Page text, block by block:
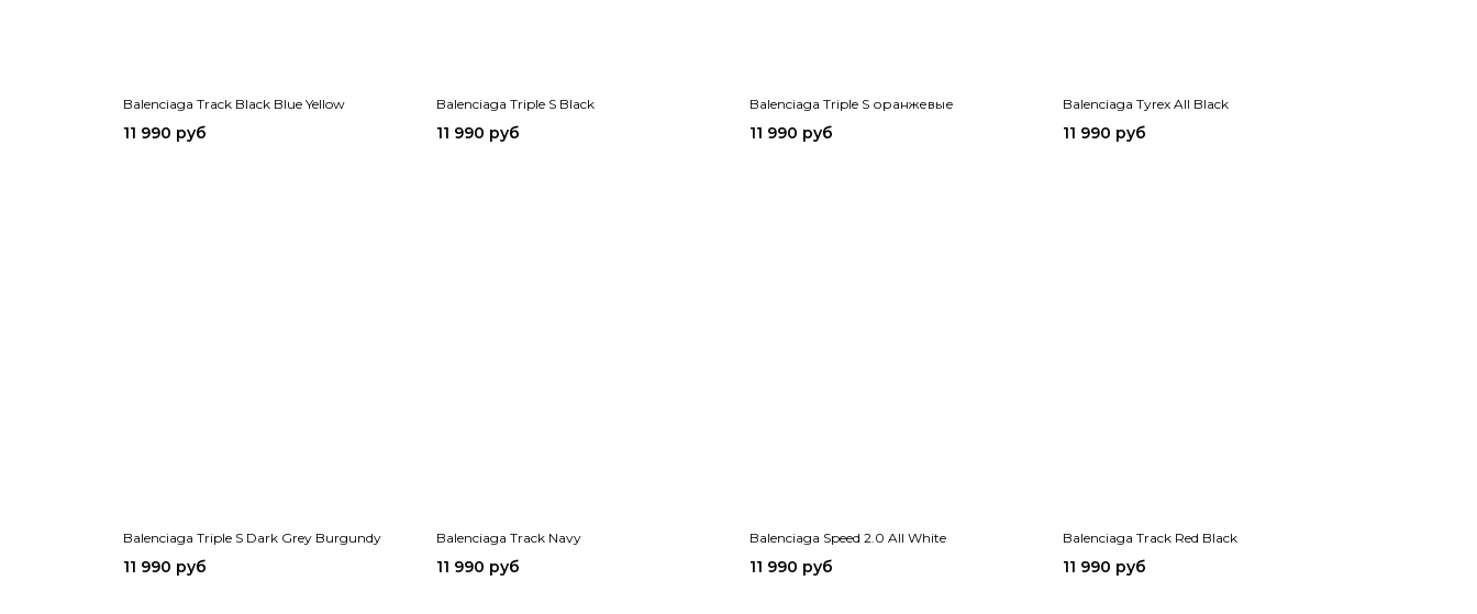
Balenciaga Track Black Blue Yellow
11 990 руб
Balenciaga Triple S Black
11 990 руб
Balenciaga Triple S оранжевые
11 990 руб
Balenciaga Tyrex All Black
11 990 руб
Balenciaga Triple S Dark Grey Burgundy
11 990 руб
Balenciaga Track Navy
11 990 руб
Balenciaga Speed 2.0 All White
11 990 руб
Balenciaga Track Red Black
11 990 руб